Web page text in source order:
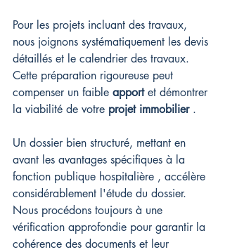
Pour les projets incluant des travaux,
nous joignons systématiquement les devis
détaillés et le calendrier des travaux.
Cette préparation rigoureuse peut
compenser un faible apport et démontrer
la viabilité de votre projet immobilier .
Un dossier bien structuré, mettant en
avant les avantages spécifiques à la
fonction publique hospitalière , accélère
considérablement l'étude du dossier.
Nous procédons toujours à une
vérification approfondie pour garantir la
cohérence des documents et leur